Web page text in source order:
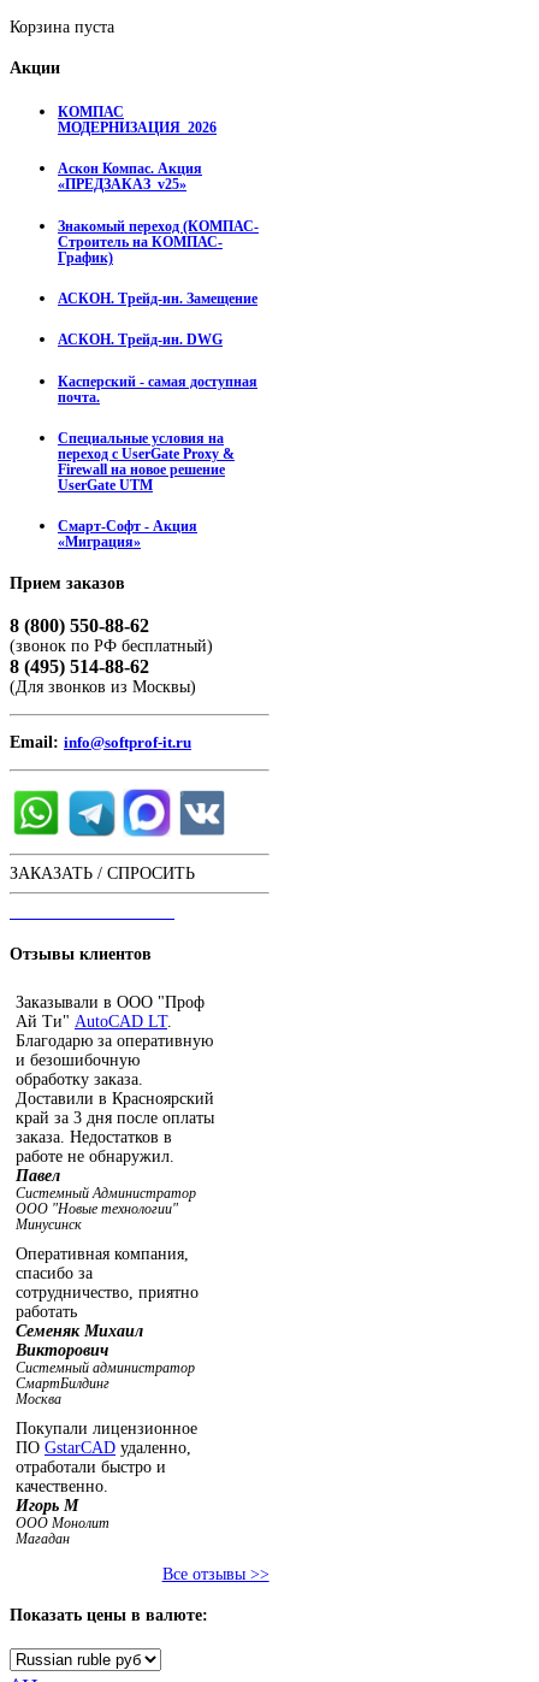
Корзина пуста
Акции
КОМПАС
МОДЕРНИЗАЦИЯ_2026
Аскон Компас. Акция
«ПРЕДЗАКАЗ_v25»
Знакомый переход (КОМПАС-
Строитель на КОМПАС-
График)
АСКОН. Трейд-ин. Замещение
АСКОН. Трейд-ин. DWG
Касперский - самая доступная
почта.
Специальные условия на
переход с UserGate Proxy &
Firewall на новое решение
UserGate UTM
Смарт-Софт - Акция
«Миграция»
Прием заказов
8 (800) 550-88-62
(звонок по РФ бесплатный)
8 (495) 514-88-62
(Для звонков из Москвы)
Email: info@softprof-it.ru
ЗАКАЗАТЬ / СПРОСИТЬ
Отзывы клиентов
Заказывали в ООО "Проф
Ай Ти" AutoCAD LT.
Благодарю за оперативную
и безошибочную
обработку заказа.
Доставили в Красноярский
край за 3 дня после оплаты
заказа. Недостатков в
работе не обнаружил.
Павел
Системный Администратор
ООО "Новые технологии"
Минусинск
Оперативная компания,
спасибо за
сотрудничество, приятно
работать
Семеняк Михаил
Викторович
Системный администратор
СмартБилдинг
Москва
Покупали лицензионное
ПО GstarCAD удаленно,
отработали быстро и
качественно.
Игорь М
ООО Монолит
Магадан
Все отзывы >>
Показать цены в валюте: